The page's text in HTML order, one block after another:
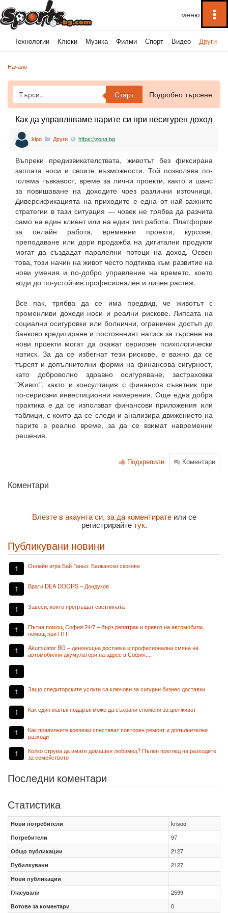
Технологии Клюки Музика Филми Спорт Видео Други
Начало
Старт Подробно търсене
Как да управляваме парите си при несигурен доход
kipo Други https://zona.bg
Въпреки предизвикателствата, животът без фиксирана
заплата носи и своите възможности. Той позволява по-
голяма гъвкавост, време за лични проекти, както и шанс
за повишаване на доходите чрез различни източници.
Диверсификацията на приходите е една от най-важните
стратегии в тази ситуация — човек не трябва да разчита
само на един клиент или на един тип работа. Платформи
за онлайн работа, временни проекти, курсове,
преподаване или дори продажба на дигитални продукти
могат да създадат паралелни потоци на доход. Освен
това, този начин на живот често подтиква към развитие на
нови умения и по-добро управление на времето, което
води до по-устойчив професионален и личен растеж.
Все пак, трябва да се има предвид, че животът с
променливи доходи носи и реални рискове. Липсата на
социални осигуровки или болнични, ограничен достъп до
банково кредитиране и постоянният натиск за търсене на
нови проекти могат да окажат сериозен психологически
натиск. За да се избегнат тези рискове, е важно да се
търсят и допълнителни форми на финансова сигурност,
като доброволно здравно осигуряване, застраховка
"Живот", както и консултация с финансов съветник при
по-сериозни инвестиционни намерения. Още една добра
практика е да се използват финансови приложения или
таблици, с които да се следи и анализира движението на
парите в реално време, за да се взимат навременни
решения.
Коментари
Подкрепили
Коментари
Влезте в акаунта си, за да коментиратеили се
регистрирайтетук.
Публикувани новини
1 Онлайн игра Бай Ганьо: Балкански скокове
1 Врати DEA DOORS – Дондуков
1 Завеси, които прегръщат светлината
1
Пътна помощ София 24/7 – бърз репатрак и превоз на автомобили,
помощ при ПТП
1
Akumulator BG – денонощна доставка и професионална смяна на
автомобилни акумулатори на адрес в София....
1
1 Защо спедиторските услуги са ключови за сигурни бизнес доставки
1 Как един малък подарък може да съхрани спомени за цял живот
1
Как правилните крепежи спестяват повторен ремонт и допълнителни
разходи
1
Колко струва да имате домашен любимец? Пълен преглед на разходите
за семейството
Последни коментари
Статистика
Нови потребители
krisoo
Потребители
97
Общо публикации
2127
Пубилкувани
2127
Нови публикации
Гласували
2599
Вотове за коментари
0